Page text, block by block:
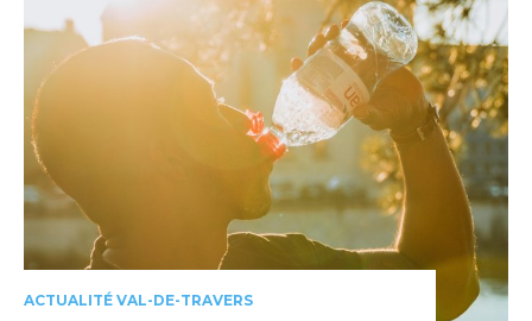
ACTUALITÉ VAL-DE-TRAVERS